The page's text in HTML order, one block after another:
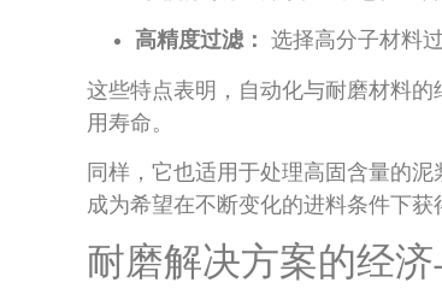
高精度过滤： 选择高分子材料
这些特点表明，自动化与耐磨材料
用寿命。
同样，它也适用于处理高固含量的
成为希望在不断变化的进料条件下获
耐磨解决方案的经